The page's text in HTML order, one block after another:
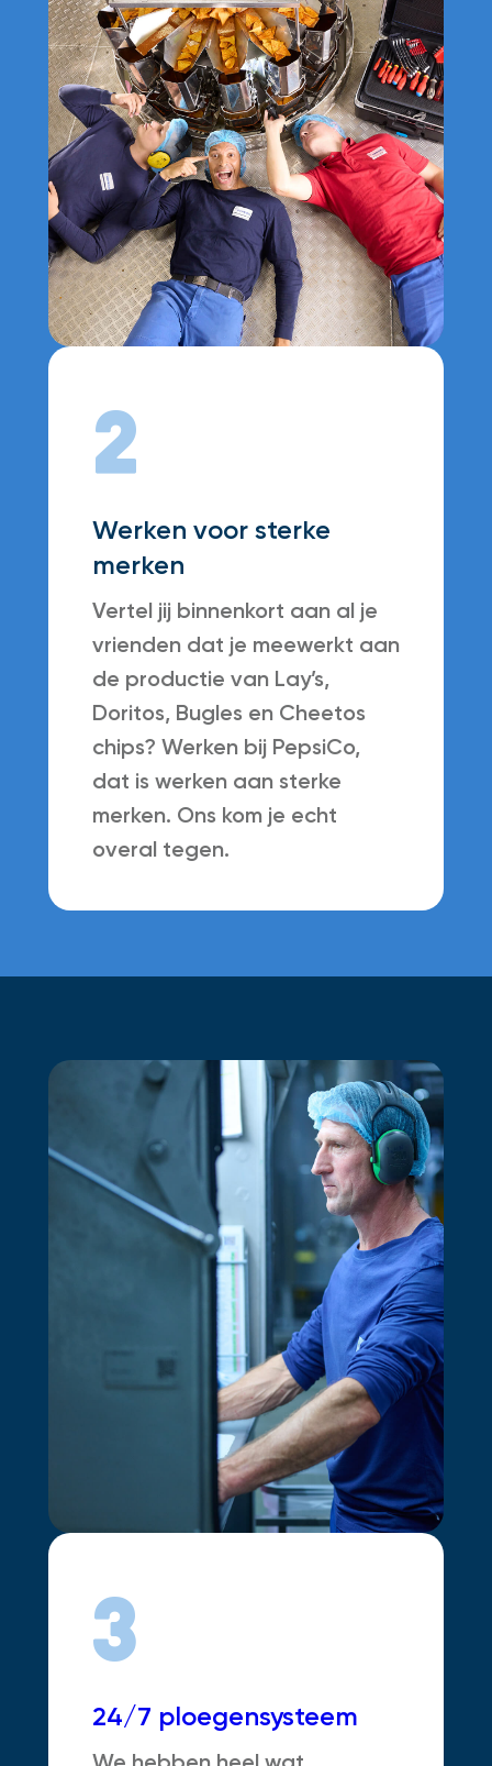
2
Werken voor sterke
merken
Vertel jij binnenkort aan al je
vrienden dat je meewerkt aan
de productie van Lay’s,
Doritos, Bugles en Cheetos
chips? Werken bij PepsiCo,
dat is werken aan sterke
merken. Ons kom je echt
overal tegen.
3
24/7 ploegensysteem